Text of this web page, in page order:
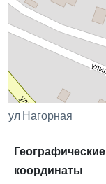
ул Нагорная
Географические
координаты